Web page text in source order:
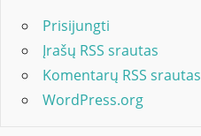
Prisijungti
Įrašų RSS srautas
Komentarų RSS srautas
WordPress.org